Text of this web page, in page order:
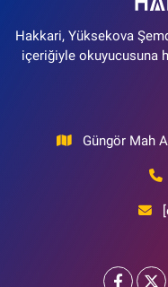
Hakkari, Yüksekova
içeriğiyle okuyucusuna
Güngör Mah